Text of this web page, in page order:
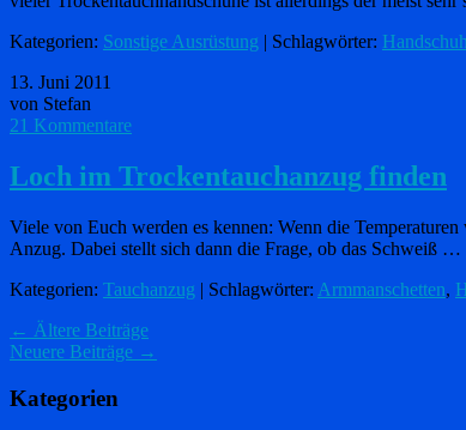
Kategorien: Sonstige Ausrüstung | Schlagwörter:
13. Juni 2011
von Stefan
21 Kommentare
Loch im Trockentauchanzug finden
Viele von Euch werden es kennen: Wenn die
Anzug. Dabei stellt sich dann die Frage, ob das Schweiß …
Kategorien: Tauchanzug | Schlagwörter: Armmanschetten,
← Ältere Beiträge
Neuere Beiträge →
Kategorien